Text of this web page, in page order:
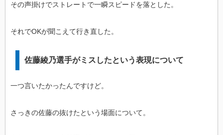
その声掛けでストレートで一瞬スピードを落とした。
それでOKが聞こえて行き直した。
佐藤綾乃選手がミスしたという表現について
一つ言いたかったんですけど。
さっきの佐藤の抜けたという場面について。